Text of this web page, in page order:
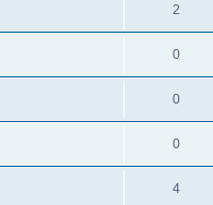
2
0
0
0
4